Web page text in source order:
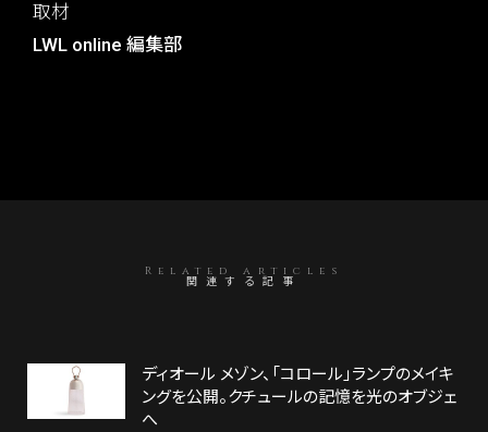
取材
LWL online 編集部
Related articles
関連する記事
ディオール メゾン、「コロール」ランプのメイキ
ングを公開。クチュールの記憶を光のオブジェ
へ